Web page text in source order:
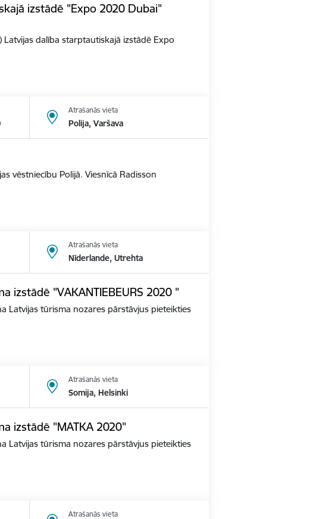
izstādē "Expo 2020 Dubai"
dalība starptautiskajā izstādē Expo
Atrašanās vieta
Polija, Varšava
vēstniecību Polijā. Viesnīcā Radisson
Atrašanās vieta
Nīderlande, Utrehta
izstādē "VAKANTIEBEURS 2020 "
Latvijas tūrisma nozares pārstāvjus pieteikties
Atrašanās vieta
Somija, Helsinki
izstādē "MATKA 2020"
Latvijas tūrisma nozares pārstāvjus pieteikties
Atrašanās vieta